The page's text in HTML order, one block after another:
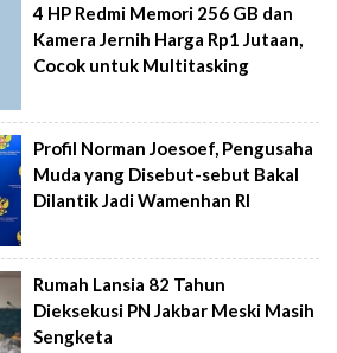
4 HP Redmi Memori 256 GB dan
Kamera Jernih Harga Rp1 Jutaan,
Cocok untuk Multitasking
Profil Norman Joesoef, Pengusaha
Muda yang Disebut-sebut Bakal
Dilantik Jadi Wamenhan RI
Rumah Lansia 82 Tahun
Dieksekusi PN Jakbar Meski Masih
Sengketa